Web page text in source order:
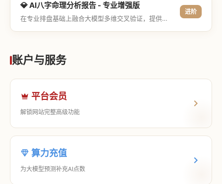
💎 AI八字命理分析报告 - 专业增强版
在专业排盘基础上融合大模型多维交叉验证，提供更详尽的流年推演、应期运筹、象意深度剖析，以及全方位的运筹决策指导。
进阶
账户与服务
平台会员
解锁网站完整高级功能
算力充值
为大模型预测补充AI点数